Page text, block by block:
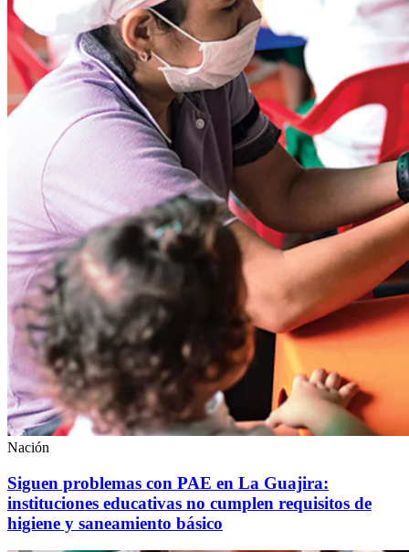
Nación
Siguen problemas con PAE en La Guajira:
instituciones educativas no cumplen requisitos de
higiene y saneamiento básico